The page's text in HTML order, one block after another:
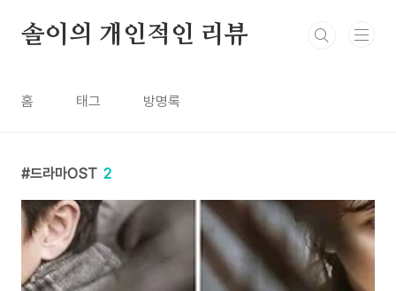
솔이의 개인적인 리뷰
홈 태그 방명록
드라마OST 2